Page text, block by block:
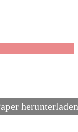
herunterladen